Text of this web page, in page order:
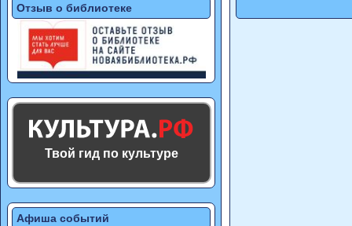
Отзыв о библиотеке
Твой гид по культуре
Афиша событий